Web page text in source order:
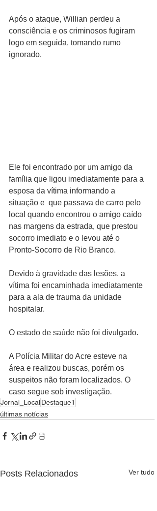
Após o ataque, Willian perdeu a
consciência e os criminosos fugiram
logo em seguida, tomando rumo
ignorado.
Ele foi encontrado por um amigo da
família que ligou imediatamente para a
esposa da vítima informando a
situação e  que passava de carro pelo
local quando encontrou o amigo caído
nas margens da estrada, que prestou
socorro imediato e o levou até o
Pronto-Socorro de Rio Branco.
Devido à gravidade das lesões, a
vítima foi encaminhada imediatamente
para a ala de trauma da unidade
hospitalar.
O estado de saúde não foi divulgado.
A Polícia Militar do Acre esteve na
área e realizou buscas, porém os
suspeitos não foram localizados. O
caso segue sob investigação.
Jornal_LocalDestaque1
últimas notícias
Posts Relacionados Ver tudo